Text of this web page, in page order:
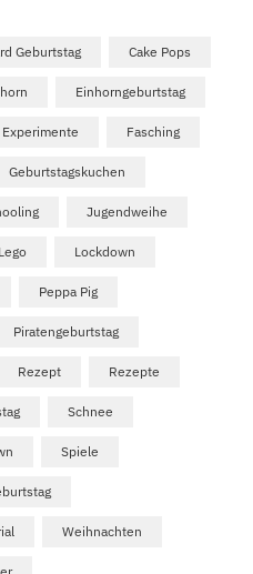
Geburtstag Cake Pops
Einhorngeburtstag
Experimente Fasching
Geburtstagskuchen
Jugendweihe
Lego Lockdown
Peppa Pig
Piratengeburtstag
Rezept Rezepte
Schnee
Spiele
Weihnachten